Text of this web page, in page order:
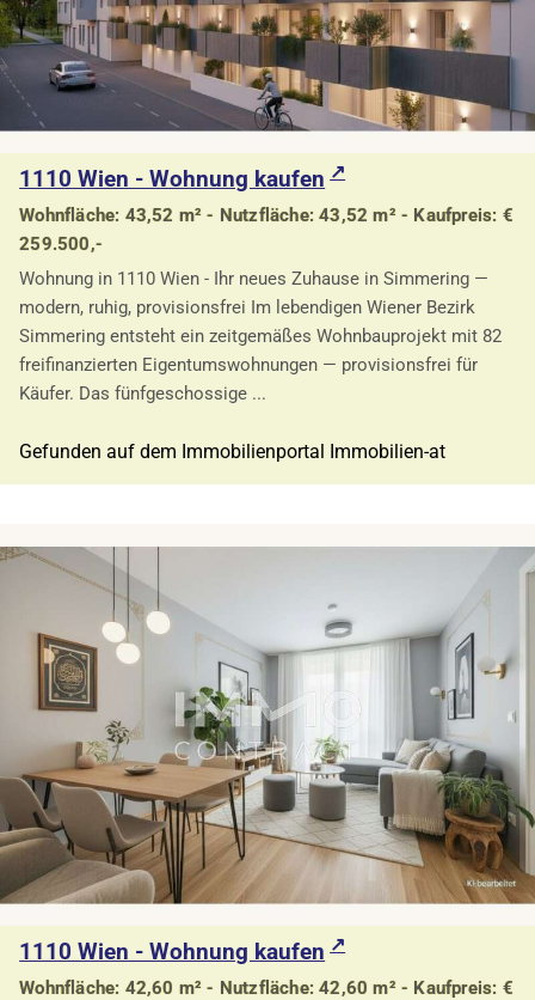
1110 Wien - Wohnung kaufen
Wohnfläche: 43,52 m² - Nutzfläche: 43,52 m² - Kaufpreis: €
259.500,-
Wohnung in 1110 Wien - Ihr neues Zuhause in Simmering —
modern, ruhig, provisionsfrei Im lebendigen Wiener Bezirk
Simmering entsteht ein zeitgemäßes Wohnbauprojekt mit 82
freifinanzierten Eigentumswohnungen — provisionsfrei für
Käufer. Das fünfgeschossige ...
Gefunden auf dem Immobilienportal Immobilien-at
1110 Wien - Wohnung kaufen
Wohnfläche: 42,60 m² - Nutzfläche: 42,60 m² - Kaufpreis: €